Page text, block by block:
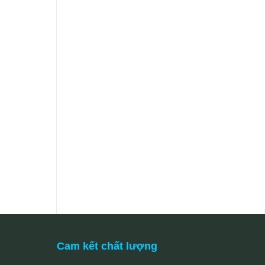
Cam kết chất lượng